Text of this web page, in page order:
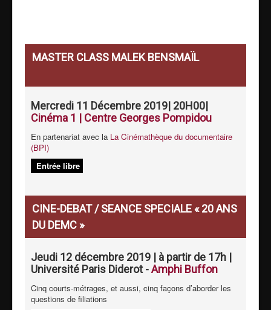
MASTER CLASS MALEK BENSMAÏL
Mercredi 11 Décembre 2019| 20H00|
Cinéma 1 | Centre Georges Pompidou
En partenariat avec la La Cinémathèque du documentaire
(BPI)
Entrée libre
CINE-DEBAT / SEANCE SPECIALE « 20 ANS
DU DEMC »
Jeudi 12 décembre 2019 | à partir de 17h |
Université Paris Diderot -Amphi Buffon
Cinq courts-métrages, et aussi, cinq façons d’aborder les
questions de filiations